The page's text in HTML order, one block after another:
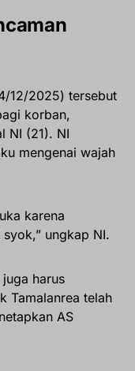
12/2025) tersebut
korban,
NI (21). NI
mengenai wajah
karena
ungkap NI.
harus
Tamalanrea telah
AS